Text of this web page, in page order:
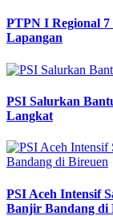
PTPN I Regional
Lapangan
PSI Salurkan
Langkat
PSI Aceh Intensif
Banjir Bandang di